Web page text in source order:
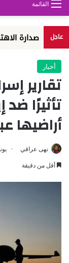
القائمة
عاجلالاهتمام..
أخبار
تقارير
تأثيرًا
أراضيها
نهى عراقي يونيو
أقل من دقيقة